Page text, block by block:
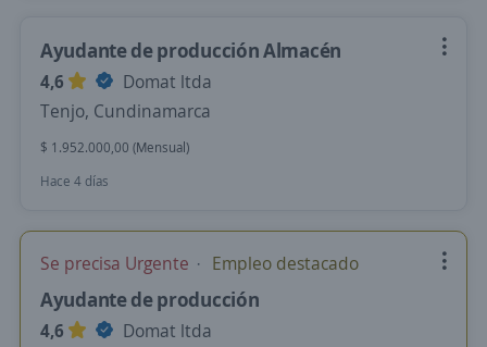
Ayudante de producción Almacén
4,6
Domat ltda
Tenjo, Cundinamarca
$ 1.952.000,00 (Mensual)
Hace 4 días
Se precisa Urgente Empleo destacado
Ayudante de producción
4,6
Domat ltda